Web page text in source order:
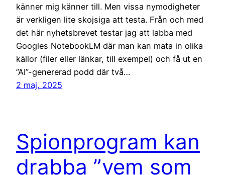
känner mig känner till. Men vissa nymodigheter
är verkligen lite skojsiga att testa. Från och med
det här nyhetsbrevet testar jag att labba med
Googles NotebookLM där man kan mata in olika
källor (filer eller länkar, till exempel) och få ut en
”AI”-genererad podd där två…
2 maj, 2025
Spionprogram kan
drabba ”vem som